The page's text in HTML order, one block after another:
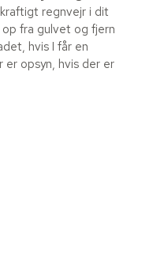
regnvejr i dit
fra gulvet og fjern
hvis I får en
er opsyn, hvis der er